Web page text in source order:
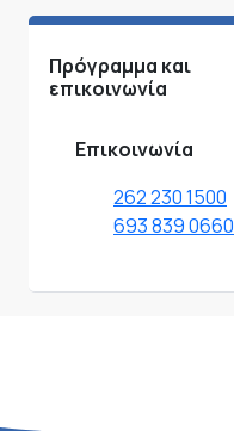
Πρόγραμμα και
επικοινωνία
Επικοινωνία
262 230 1500
693 839 0660